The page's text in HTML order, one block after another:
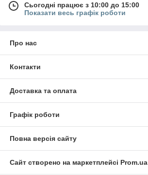
Сьогодні працює з 10:00 до 15:00
Показати весь графік роботи
Про нас
Контакти
Доставка та оплата
Графік роботи
Повна версія сайту
Сайт створено на маркетплейсі Prom.ua